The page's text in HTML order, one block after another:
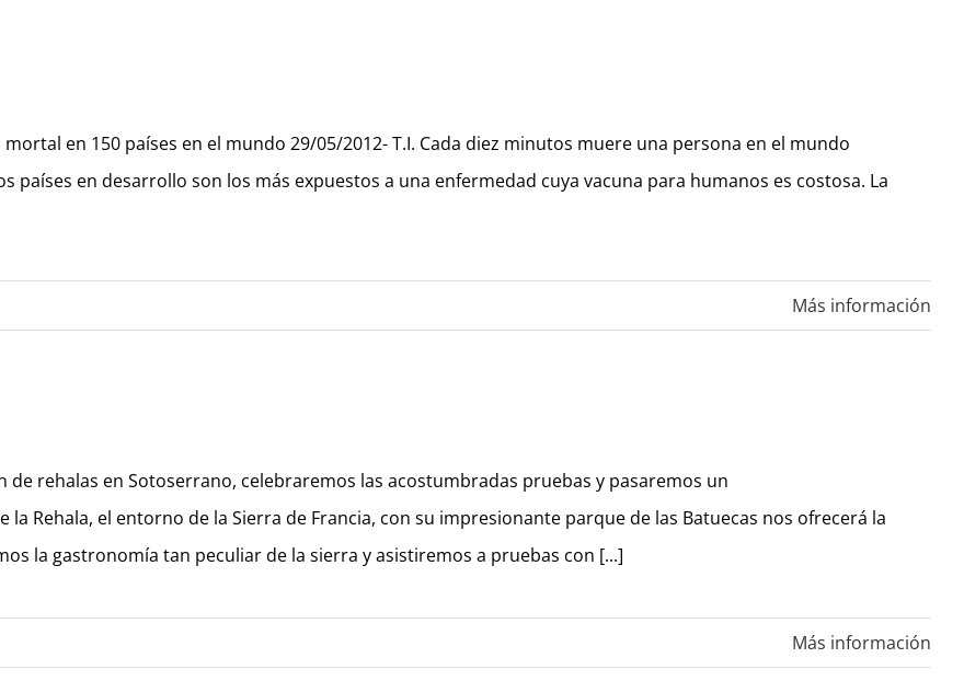
en 150 países en el mundo 29/05/2012- T.I. Cada diez minutos muere una persona en el mundo
países en desarrollo son los más expuestos a una enfermedad cuya vacuna para humanos es costosa. La
Más información
rehalas en Sotoserrano, celebraremos las acostumbradas pruebas y pasaremos un
Rehala, el entorno de la Sierra de Francia, con su impresionante parque de las Batuecas nos ofrecerá la
la gastronomía tan peculiar de la sierra y asistiremos a pruebas con [...]
Más información